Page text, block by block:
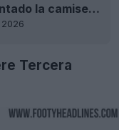
Se ha presentado la camiseta visitante de México para el Mundial de 2026
Tercera